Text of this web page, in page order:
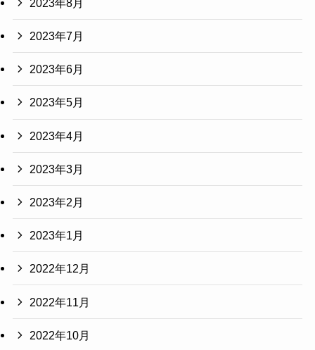
2023年8月
2023年7月
2023年6月
2023年5月
2023年4月
2023年3月
2023年2月
2023年1月
2022年12月
2022年11月
2022年10月